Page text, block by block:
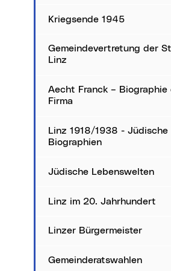
Kriegsende 1945
Gemeindevertretung der Stadt
Linz
Aecht Franck – Biographie einer
Firma
Linz 1918/1938 - Jüdische
Biographien
Jüdische Lebenswelten
Linz im 20. Jahrhundert
Linzer Bürgermeister
Gemeinderatswahlen